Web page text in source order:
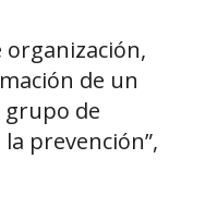
organización,
de un
grupo de
prevención”,